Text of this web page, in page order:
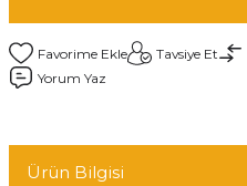
Tavsiye Et
Yorum Yaz
Ürün Bilgisi